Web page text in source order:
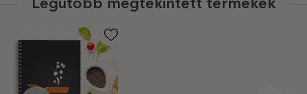
Legutóbb megtekintett termékek